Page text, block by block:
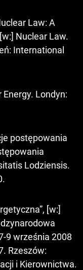
Law: A
Nuclear Law.
International
Londyn:
postępowania
Lodziensis.
[w:]
9 września 2008
Rzeszów:
i Kierownictwa.